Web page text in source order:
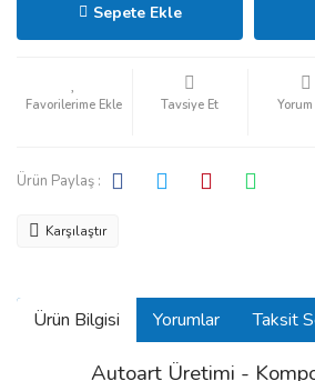
Sepete Ekle
Tavsiye Et Yorum
Ürün Paylaş :
Karşılaştır
Ürün Bilgisi Yorumlar Taksit
Autoart Üretimi -